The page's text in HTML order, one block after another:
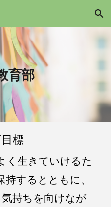
Skip to navigation
育部
標
く生きていけるた
するとともに、
持ちを向けなが